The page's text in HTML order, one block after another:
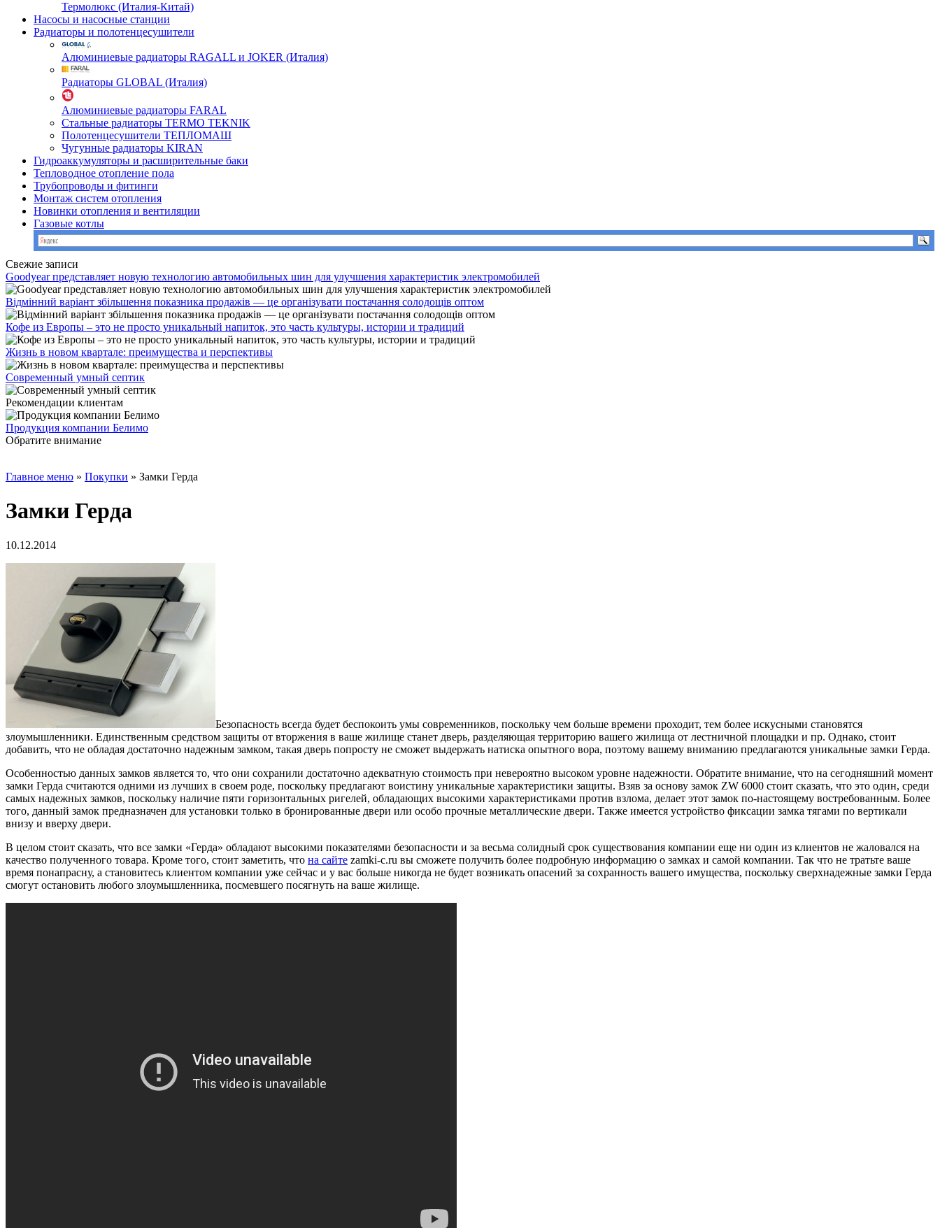
Термолюкс (Италия-Китай)
Насосы и насосные станции
Радиаторы и полотенцесушители
Алюминиевые радиаторы RAGALL и JOKER (Италия)
Радиаторы GLOBAL (Италия)
Алюминиевые радиаторы FARAL
Стальные радиаторы TERMO TEKNIK
Полотенцесушители ТЕПЛОМАШ
Чугунные радиаторы KIRAN
Гидроаккумуляторы и расширительные баки
Тепловодное отопление пола
Трубопроводы и фитинги
Монтаж систем отопления
Новинки отопления и вентиляции
Газовые котлы
Свежие записи
Goodyear представляет новую технологию автомобильных шин для улучшения характеристик электромобилей
Відмінний варіант збільшення показника продажів — це організувати постачання солодощів оптом
Кофе из Европы – это не просто уникальный напиток, это часть культуры, истории и традиций
Жизнь в новом квартале: преимущества и перспективы
Современный умный септик
Рекомендации клиентам
Продукция компании Белимо
Обратите внимание
Главное меню » Покупки » Замки Герда
Замки Герда
10.12.2014
Безопасность всегда будет беспокоить умы современников, поскольку чем больше времени проходит, тем более искусными становятся
злоумышленники. Единственным средством защиты от вторжения в ваше жилище станет дверь, разделяющая территорию вашего жилища от лестничной площадки и пр. Однако, стоит
добавить, что не обладая достаточно надежным замком, такая дверь попросту не сможет выдержать натиска опытного вора, поэтому вашему вниманию предлагаются уникальные замки Герда.
Особенностью данных замков является то, что они сохранили достаточно адекватную стоимость при невероятно высоком уровне надежности. Обратите внимание, что на сегодняшний момент
замки Герда считаются одними из лучших в своем роде, поскольку предлагают воистину уникальные характеристики защиты. Взяв за основу замок ZW 6000 стоит сказать, что это один, среди
самых надежных замков, поскольку наличие пяти горизонтальных ригелей, обладающих высокими характеристиками против взлома, делает этот замок по-настоящему востребованным. Более
того, данный замок предназначен для установки только в бронированные двери или особо прочные металлические двери. Также имеется устройство фиксации замка тягами по вертикали
внизу и вверху двери.
В целом стоит сказать, что все замки «Герда» обладают высокими показателями безопасности и за весьма солидный срок существования компании еще ни один из клиентов не жаловался на
качество полученного товара. Кроме того, стоит заметить, что на сайте zamki-c.ru вы сможете получить более подробную информацию о замках и самой компании. Так что не тратьте ваше
время понапрасну, а становитесь клиентом компании уже сейчас и у вас больше никогда не будет возникать опасений за сохранность вашего имущества, поскольку сверхнадежные замки Герда
смогут остановить любого злоумышленника, посмевшего посягнуть на ваше жилище.